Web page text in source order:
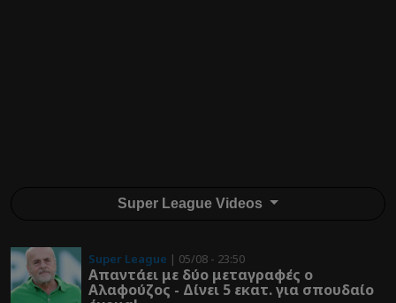
Super League Videos
Super League | 05/08 - 23:50
Απαντάει με δύο μεταγραφές ο
Αλαφούζος - Δίνει 5 εκατ. για σπουδαίο